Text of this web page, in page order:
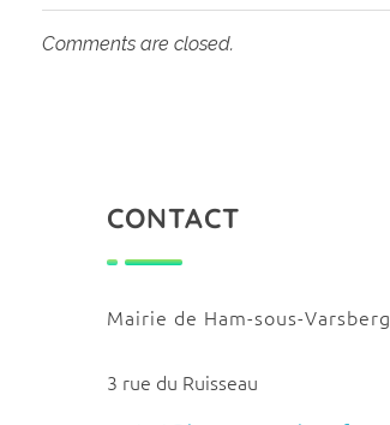
Comments are closed.
CONTACT
Mairie de Ham-sous-Varsberg
3 rue du Ruisseau